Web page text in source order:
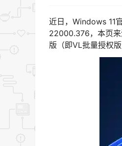
近日，Windows 11
22000.376，本页来
版（即VL批量授权